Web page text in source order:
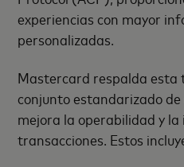
experiencias con mayor
personalizadas.
Mastercard respalda esta
conjunto estandarizado
mejora la operabilidad y
transacciones. Estos